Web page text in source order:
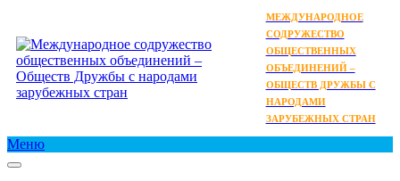
МЕЖДУНАРОДНОЕ
СОДРУЖЕСТВО
ОБЩЕСТВЕННЫХ
ОБЪЕДИНЕНИЙ –
ОБЩЕСТВ ДРУЖБЫ С
НАРОДАМИ
ЗАРУБЕЖНЫХ СТРАН
Меню